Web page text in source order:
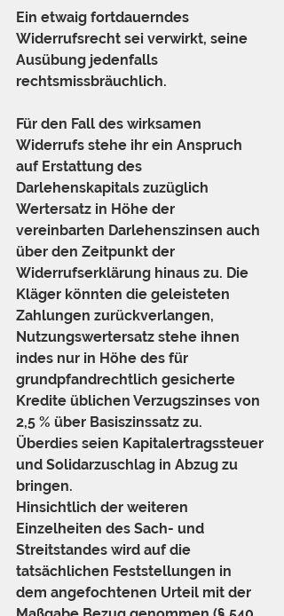
Ein etwaig fortdauerndes
Widerrufsrecht sei verwirkt, seine
Ausübung jedenfalls
rechtsmissbräuchlich.
Für den Fall des wirksamen
Widerrufs stehe ihr ein Anspruch
auf Erstattung des
Darlehenskapitals zuzüglich
Wertersatz in Höhe der
vereinbarten Darlehenszinsen auch
über den Zeitpunkt der
Widerrufserklärung hinaus zu. Die
Kläger könnten die geleisteten
Zahlungen zurückverlangen,
Nutzungswertersatz stehe ihnen
indes nur in Höhe des für
grundpfandrechtlich gesicherte
Kredite üblichen Verzugszinses von
2,5 % über Basiszinssatz zu.
Überdies seien Kapitalertragssteuer
und Solidarzuschlag in Abzug zu
bringen.
Hinsichtlich der weiteren
Einzelheiten des Sach- und
Streitstandes wird auf die
tatsächlichen Feststellungen in
dem angefochtenen Urteil mit der